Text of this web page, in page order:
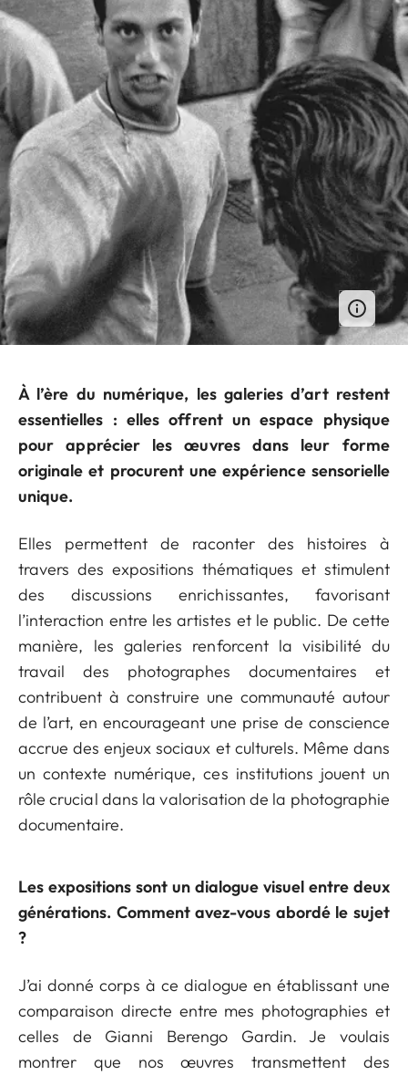
À l’ère du numérique, les galeries d’art restent
essentielles : elles offrent un espace physique
pour apprécier les œuvres dans leur forme
originale et procurent une expérience sensorielle
unique.
Elles permettent de raconter des histoires à
travers des expositions thématiques et stimulent
des discussions enrichissantes, favorisant
l’interaction entre les artistes et le public. De cette
manière, les galeries renforcent la visibilité du
travail des photographes documentaires et
contribuent à construire une communauté autour
de l’art, en encourageant une prise de conscience
accrue des enjeux sociaux et culturels. Même dans
un contexte numérique, ces institutions jouent un
rôle crucial dans la valorisation de la photographie
documentaire.
Les expositions sont un dialogue visuel entre deux
générations. Comment avez-vous abordé le sujet
?
J’ai donné corps à ce dialogue en établissant une
comparaison directe entre mes photographies et
celles de Gianni Berengo Gardin. Je voulais
montrer que nos œuvres transmettent des